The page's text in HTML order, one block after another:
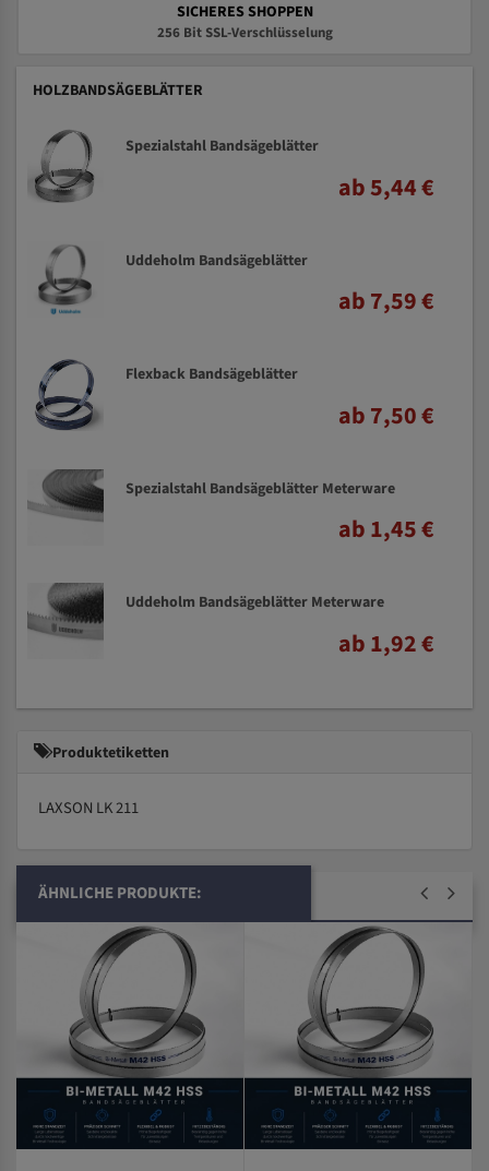
SICHERES SHOPPEN
256 Bit SSL-Verschlüsselung
HOLZBANDSÄGEBLÄTTER
Spezialstahl Bandsägeblätter
ab 5,44 €
Uddeholm Bandsägeblätter
ab 7,59 €
Flexback Bandsägeblätter
ab 7,50 €
Spezialstahl Bandsägeblätter Meterware
ab 1,45 €
Uddeholm Bandsägeblätter Meterware
ab 1,92 €
Produktetiketten
LAXSON LK 211
ÄHNLICHE PRODUKTE: